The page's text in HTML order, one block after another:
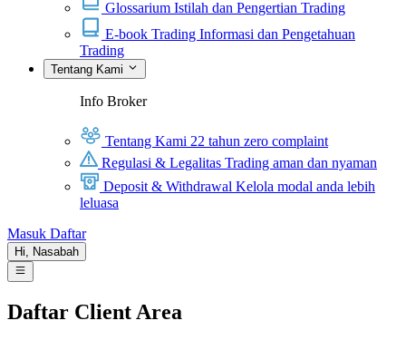
Glossarium Istilah dan Pengertian Trading
E-book Trading Informasi dan Pengetahuan
Trading
Tentang Kami
Info Broker
Tentang Kami 22 tahun zero complaint
Regulasi & Legalitas Trading aman dan nyaman
Deposit & Withdrawal Kelola modal anda lebih
leluasa
Masuk Daftar
Hi, Nasabah
Daftar Client Area